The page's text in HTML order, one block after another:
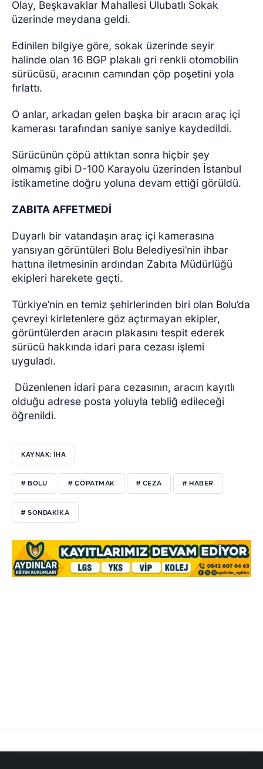
Olay, Beşkavaklar Mahallesi Ulubatlı Sokak
üzerinde meydana geldi.
Edinilen bilgiye göre, sokak üzerinde seyir
halinde olan 16 BGP plakalı gri renkli otomobilin
sürücüsü, aracının camından çöp poşetini yola
fırlattı.
O anlar, arkadan gelen başka bir aracın araç içi
kamerası tarafından saniye saniye kaydedildi.
Sürücünün çöpü attıktan sonra hiçbir şey
olmamış gibi D-100 Karayolu üzerinden İstanbul
istikametine doğru yoluna devam ettiği görüldü.
ZABITA AFFETMEDİ
Duyarlı bir vatandaşın araç içi kamerasına
yansıyan görüntüleri Bolu Belediyesi’nin ihbar
hattına iletmesinin ardından Zabıta Müdürlüğü
ekipleri harekete geçti.
Türkiye’nin en temiz şehirlerinden biri olan Bolu’da
çevreyi kirletenlere göz açtırmayan ekipler,
görüntülerden aracın plakasını tespit ederek
sürücü hakkında idari para cezası işlemi
uyguladı.
Düzenlenen idari para cezasının, aracın kayıtlı
olduğu adrese posta yoluyla tebliğ edileceği
öğrenildi.
KAYNAK: İHA
# BOLU # ÇÖPATMAK # CEZA # HABER
# SONDAKİKA